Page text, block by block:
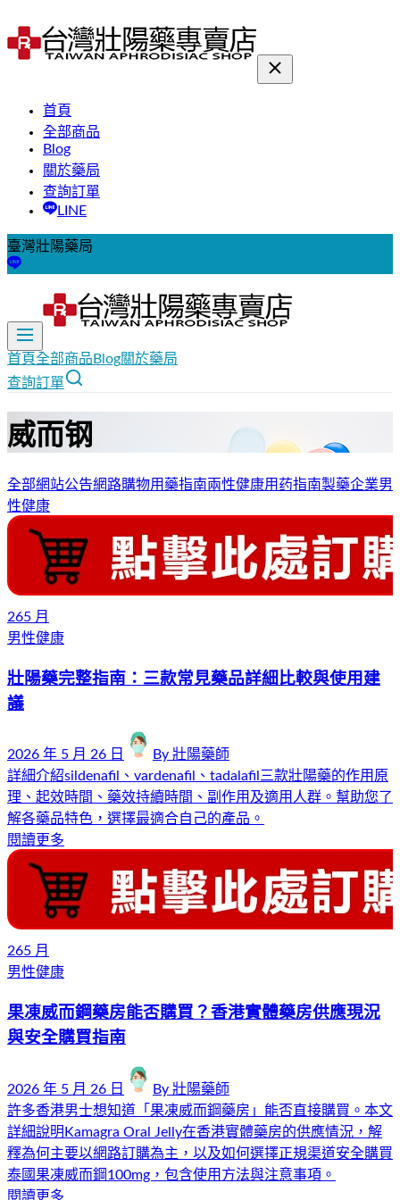
首頁
全部商品
Blog
關於藥局
查詢訂單
LINE
臺灣壯陽藥局
首頁全部商品 Blog關於藥局
查詢訂單
威而钢
全部網站公告網路購物用藥指南兩性健康用药指南製藥企業男
性健康
265 月
男性健康
壯陽藥完整指南：三款常見藥品詳細比較與使用建
議
2026 年 5 月 26 日 By 壯陽藥師
詳細介紹sildenafil、vardenafil、tadalafil三款壯陽藥的作用原
理、起效時間、藥效持續時間、副作用及適用人群。幫助您了
解各藥品特色，選擇最適合自己的產品。
閱讀更多
265 月
男性健康
果凍威而鋼藥房能否購買？香港實體藥房供應現況
與安全購買指南
2026 年 5 月 26 日 By 壯陽藥師
許多香港男士想知道「果凍威而鋼藥房」能否直接購買。本文
詳細說明Kamagra Oral Jelly在香港實體藥房的供應情況，解
釋為何主要以網路訂購為主，以及如何選擇正規渠道安全購買
泰國果凍威而鋼100mg，包含使用方法與注意事項。
閱讀更多